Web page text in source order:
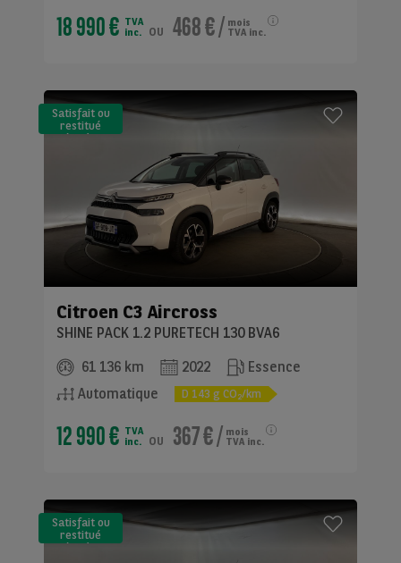
18 990 € TVA
inc.
ou 468 €/ mois
TVA inc.
Satisfait ou
restitué
(LLD)*
Citroen C3 Aircross
SHINE PACK 1.2 PURETECH 130 BVA6
61 136 km
2022
Essence
Automatique
D 143 g CO2/km
12 990 € TVA
inc.
ou 367 €/ mois
TVA inc.
Satisfait ou
restitué
(LLD)*